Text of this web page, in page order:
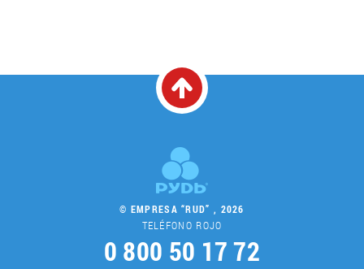
© EMPRESA “RUD” , 2026
TELÉFONO ROJO
0 800 50 17 72